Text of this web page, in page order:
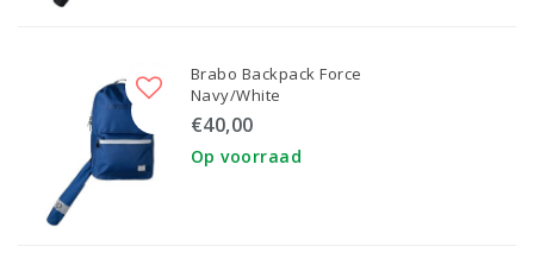
Brabo Backpack Force
Navy/White
€40,00
Op voorraad